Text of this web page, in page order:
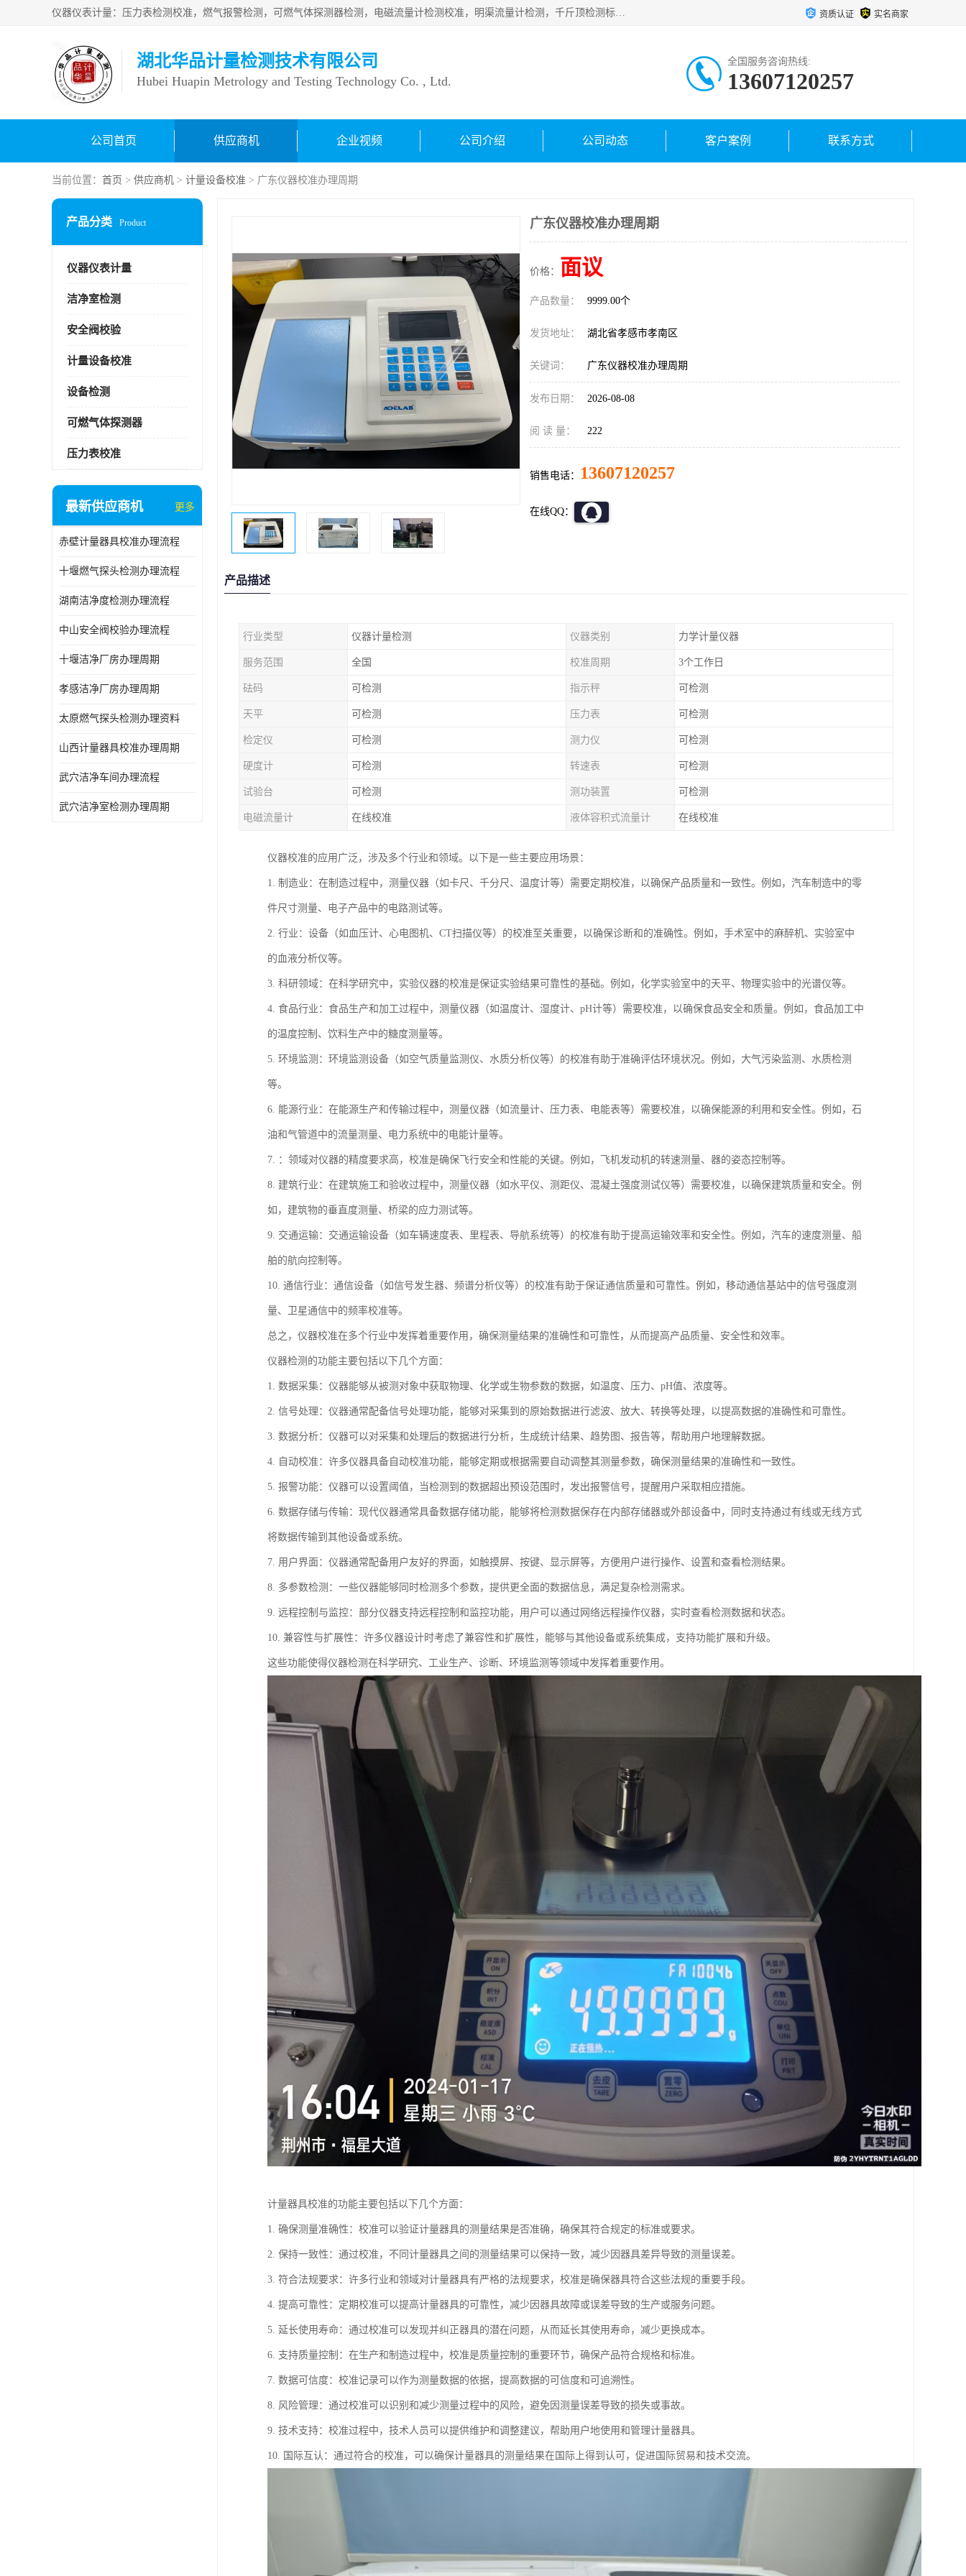
仪器仪表计量：压力表检测校准，燃气报警检测，可燃气体探测器检测，电磁流量计检测校准，明渠流量计检测，千斤顶检测标定，仪器校准，量具校准，仪表检测，仪器检测，计量设备校准；洁净室检测：洁净度检测，洁净厂房检测，无尘洁净室检测，悬浮粒子检测，*过滤器检测；安全阀校验：安全阀校验，安全阀检验，安全阀检测，安全阀年检，安全阀校正，安全阀校准； 资质认证 实名商家
湖北华品计量检测技术有限公司
Hubei Huapin Metrology and Testing Technology Co. , Ltd.
全国服务咨询热线:
13607120257
公司首页 供应商机 企业视频 公司介绍 公司动态 客户案例 联系方式
当前位置： 首页 > 供应商机 > 计量设备校准 > 广东仪器校准办理周期
产品分类 Product
仪器仪表计量
洁净室检测
安全阀校验
计量设备校准
设备检测
可燃气体探测器
压力表校准
最新供应商机 更多
赤壁计量器具校准办理流程
十堰燃气探头检测办理流程
湖南洁净度检测办理流程
中山安全阀校验办理流程
十堰洁净厂房办理周期
孝感洁净厂房办理周期
太原燃气探头检测办理资料
山西计量器具校准办理周期
武穴洁净车间办理流程
武穴洁净室检测办理周期
广东仪器校准办理周期
价格： 面议
产品数量： 9999.00个
发货地址： 湖北省孝感市孝南区
关键词： 广东仪器校准办理周期
发布日期： 2026-08-08
阅 读 量： 222
销售电话： 13607120257
在线QQ：
产品描述
行业类型 仪器计量检测 仪器类别 力学计量仪器
服务范围 全国 校准周期 3个工作日
砝码 可检测 指示秤 可检测
天平 可检测 压力表 可检测
检定仪 可检测 测力仪 可检测
硬度计 可检测 转速表 可检测
试验台 可检测 测功装置 可检测
电磁流量计 在线校准 液体容积式流量计 在线校准
仪器校准的应用广泛，涉及多个行业和领域。以下是一些主要应用场景：
1. 制造业：在制造过程中，测量仪器（如卡尺、千分尺、温度计等）需要定期校准，以确保产品质量和一致性。例如，汽车制造中的零
件尺寸测量、电子产品中的电路测试等。
2. 行业：设备（如血压计、心电图机、CT扫描仪等）的校准至关重要，以确保诊断和的准确性。例如，手术室中的麻醉机、实验室中
的血液分析仪等。
3. 科研领域：在科学研究中，实验仪器的校准是保证实验结果可靠性的基础。例如，化学实验室中的天平、物理实验中的光谱仪等。
4. 食品行业：食品生产和加工过程中，测量仪器（如温度计、湿度计、pH计等）需要校准，以确保食品安全和质量。例如，食品加工中
的温度控制、饮料生产中的糖度测量等。
5. 环境监测：环境监测设备（如空气质量监测仪、水质分析仪等）的校准有助于准确评估环境状况。例如，大气污染监测、水质检测
等。
6. 能源行业：在能源生产和传输过程中，测量仪器（如流量计、压力表、电能表等）需要校准，以确保能源的利用和安全性。例如，石
油和气管道中的流量测量、电力系统中的电能计量等。
7. ：领域对仪器的精度要求高，校准是确保飞行安全和性能的关键。例如，飞机发动机的转速测量、器的姿态控制等。
8. 建筑行业：在建筑施工和验收过程中，测量仪器（如水平仪、测距仪、混凝土强度测试仪等）需要校准，以确保建筑质量和安全。例
如，建筑物的垂直度测量、桥梁的应力测试等。
9. 交通运输：交通运输设备（如车辆速度表、里程表、导航系统等）的校准有助于提高运输效率和安全性。例如，汽车的速度测量、船
舶的航向控制等。
10. 通信行业：通信设备（如信号发生器、频谱分析仪等）的校准有助于保证通信质量和可靠性。例如，移动通信基站中的信号强度测
量、卫星通信中的频率校准等。
总之，仪器校准在多个行业中发挥着重要作用，确保测量结果的准确性和可靠性，从而提高产品质量、安全性和效率。
仪器检测的功能主要包括以下几个方面：
1. 数据采集：仪器能够从被测对象中获取物理、化学或生物参数的数据，如温度、压力、pH值、浓度等。
2. 信号处理：仪器通常配备信号处理功能，能够对采集到的原始数据进行滤波、放大、转换等处理，以提高数据的准确性和可靠性。
3. 数据分析：仪器可以对采集和处理后的数据进行分析，生成统计结果、趋势图、报告等，帮助用户地理解数据。
4. 自动校准：许多仪器具备自动校准功能，能够定期或根据需要自动调整其测量参数，确保测量结果的准确性和一致性。
5. 报警功能：仪器可以设置阈值，当检测到的数据超出预设范围时，发出报警信号，提醒用户采取相应措施。
6. 数据存储与传输：现代仪器通常具备数据存储功能，能够将检测数据保存在内部存储器或外部设备中，同时支持通过有线或无线方式
将数据传输到其他设备或系统。
7. 用户界面：仪器通常配备用户友好的界面，如触摸屏、按键、显示屏等，方便用户进行操作、设置和查看检测结果。
8. 多参数检测：一些仪器能够同时检测多个参数，提供更全面的数据信息，满足复杂检测需求。
9. 远程控制与监控：部分仪器支持远程控制和监控功能，用户可以通过网络远程操作仪器，实时查看检测数据和状态。
10. 兼容性与扩展性：许多仪器设计时考虑了兼容性和扩展性，能够与其他设备或系统集成，支持功能扩展和升级。
这些功能使得仪器检测在科学研究、工业生产、诊断、环境监测等领域中发挥着重要作用。
计量器具校准的功能主要包括以下几个方面：
1. 确保测量准确性：校准可以验证计量器具的测量结果是否准确，确保其符合规定的标准或要求。
2. 保持一致性：通过校准，不同计量器具之间的测量结果可以保持一致，减少因器具差异导致的测量误差。
3. 符合法规要求：许多行业和领域对计量器具有严格的法规要求，校准是确保器具符合这些法规的重要手段。
4. 提高可靠性：定期校准可以提高计量器具的可靠性，减少因器具故障或误差导致的生产或服务问题。
5. 延长使用寿命：通过校准可以发现并纠正器具的潜在问题，从而延长其使用寿命，减少更换成本。
6. 支持质量控制：在生产和制造过程中，校准是质量控制的重要环节，确保产品符合规格和标准。
7. 数据可信度：校准记录可以作为测量数据的依据，提高数据的可信度和可追溯性。
8. 风险管理：通过校准可以识别和减少测量过程中的风险，避免因测量误差导致的损失或事故。
9. 技术支持：校准过程中，技术人员可以提供维护和调整建议，帮助用户地使用和管理计量器具。
10. 国际互认：通过符合的校准，可以确保计量器具的测量结果在国际上得到认可，促进国际贸易和技术交流。